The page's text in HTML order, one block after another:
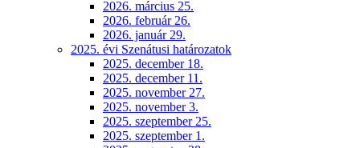
2026. március 25.
2026. február 26.
2026. január 29.
2025. évi Szenátusi határozatok
2025. december 18.
2025. december 11.
2025. november 27.
2025. november 3.
2025. szeptember 25.
2025. szeptember 1.